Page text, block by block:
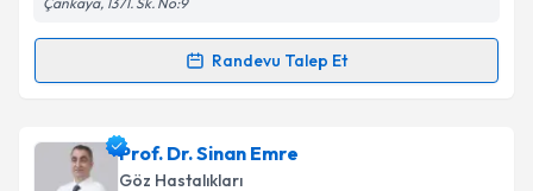
kapsamda işlenmesini kabul ediyorum.
Takvim Talebini Gönder
Randevu Talep Et
Randevu Takvimi Talebi
Op. Dr. Emre Yılmaz için randevu takvimi talebi
oluşturun. Size bu uzmandan randevu almanız için bir
Prof. Dr. Sinan Emre
Göz Hastalıkları